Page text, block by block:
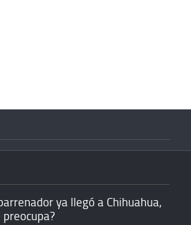
ya llegó a Chihuahua,